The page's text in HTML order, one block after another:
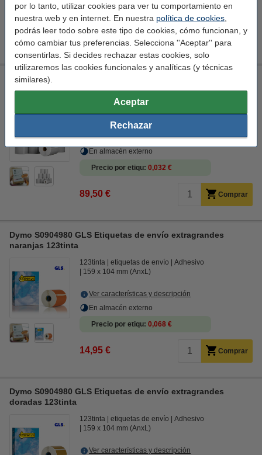
por lo tanto, utilizar cookies para ver tu comportamiento en
nuestra web y en internet. En nuestra política de cookies
podrás leer todo sobre este tipo de cookies, cómo funcionan, y
cómo cambiar tus preferencias. Selecciona ''Aceptar'' para
consentirlas. Si decides rechazar estas cookies, solo
utilizaremos las cookies funcionales y analíticas (y técnicas
similares).
Aceptar
Rechazar
Precio por etiqu 0,032 €
123tinta Etiquetas de envío GLS plateadas 102 x 152 mm (10
unidades)
envíos
2.800 etiquetas
102 x 152 mm (LxAn)
Ver características y descripción
En almacén externo
Precio por etiqu 0,032 €
89,50 € Comprar
Dymo S0904980 GLS Etiquetas de envío extragrandes
naranjas 123tinta
123tinta etiquetas de envío
Adhesivo
159 x 104 mm (AnxL)
Ver características y descripción
En almacén externo
Precio por etiqu 0,068 €
14,95 € Comprar
Dymo S0904980 GLS Etiquetas de envío extragrandes
doradas 123tinta
123tinta etiquetas de envío
Adhesivo
159 x 104 mm (AnxL)
Ver características y descripción